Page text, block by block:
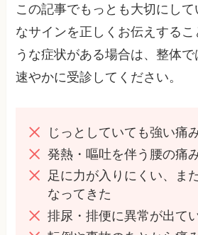
この記事でもっとも大切にし
なサインを正しくお伝えするこ
うな症状がある場合は、整体
速やかに受診してください。
じっとしていても強い痛
発熱・嘔吐を伴う腰の痛
足に力が入りにくい、ま
なってきた
排尿・排便に異常が出て